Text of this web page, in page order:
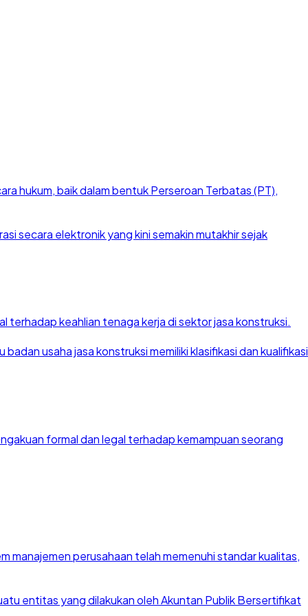
hukum, baik dalam bentuk Perseroan Terbatas (PT),
secara elektronik yang kini semakin mutakhir sejak
keahlian tenaga kerja di sektor jasa konstruksi.
usaha jasa konstruksi memiliki klasifikasi dan kualifikasi
formal dan legal terhadap kemampuan seorang
perusahaan telah memenuhi standar kualitas,
entitas yang dilakukan oleh Akuntan Publik Bersertifikat